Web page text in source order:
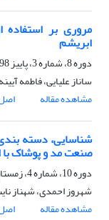
مروری بر
ابریشم
دوره 8، شماره 3، پاییز 1398، صفحه
ساناز علیایی، فاطمه
مشاهده مقاله
شناسایی، دسته
صنعت مد و پوشاک با
دوره 10، شماره 4، زمستان 1400، صفحه
شهروز احمدی، شهناز
مشاهده مقاله